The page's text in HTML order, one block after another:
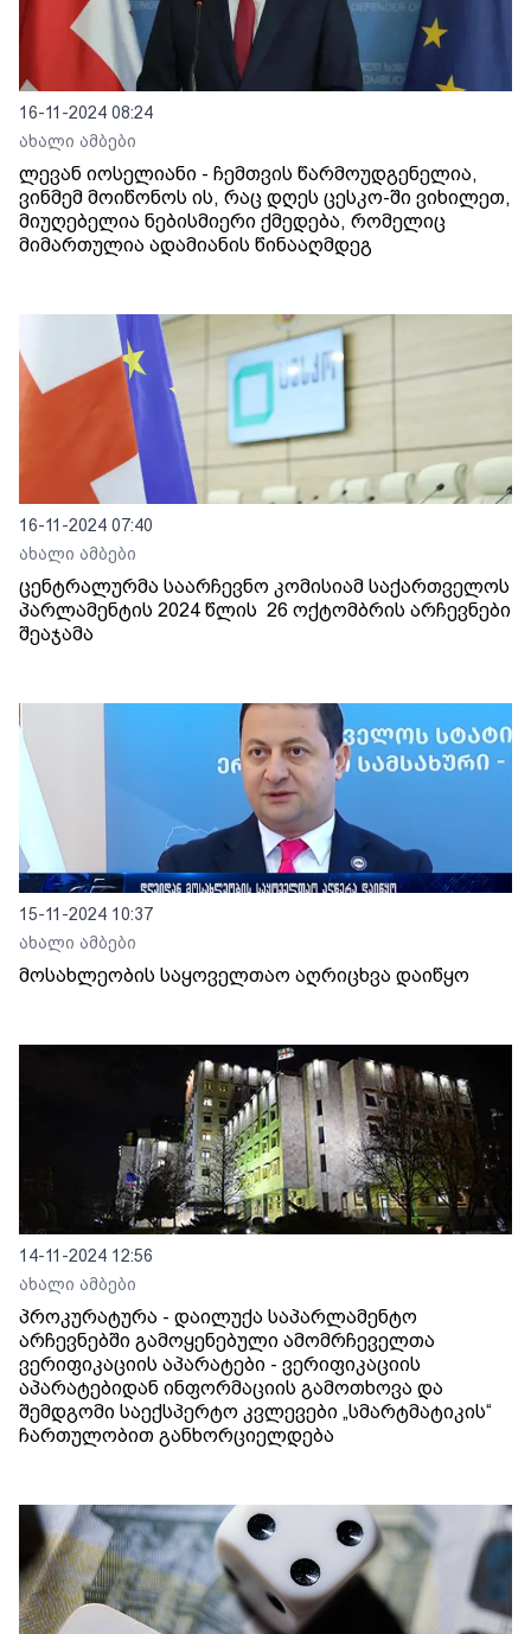
16-11-2024 08:24
ახალი ამბები
ლევან იოსელიანი - ჩემთვის წარმოუდგენელია,
ვინმემ მოიწონოს ის, რაც დღეს ცესკო-ში ვიხილეთ,
მიუღებელია ნებისმიერი ქმედება, რომელიც
მიმართულია ადამიანის წინააღმდეგ
16-11-2024 07:40
ახალი ამბები
ცენტრალურმა საარჩევნო კომისიამ საქართველოს
პარლამენტის 2024 წლის 26 ოქტომბრის არჩევნები
შეაჯამა
15-11-2024 10:37
ახალი ამბები
მოსახლეობის საყოველთაო აღრიცხვა დაიწყო
14-11-2024 12:56
ახალი ამბები
პროკურატურა - დაილუქა საპარლამენტო
არჩევნებში გამოყენებული ამომრჩეველთა
ვერიფიკაციის აპარატები - ვერიფიკაციის
აპარატებიდან ინფორმაციის გამოთხოვა და
შემდგომი საექსპერტო კვლევები „სმარტმატიკის“
ჩართულობით განხორციელდება